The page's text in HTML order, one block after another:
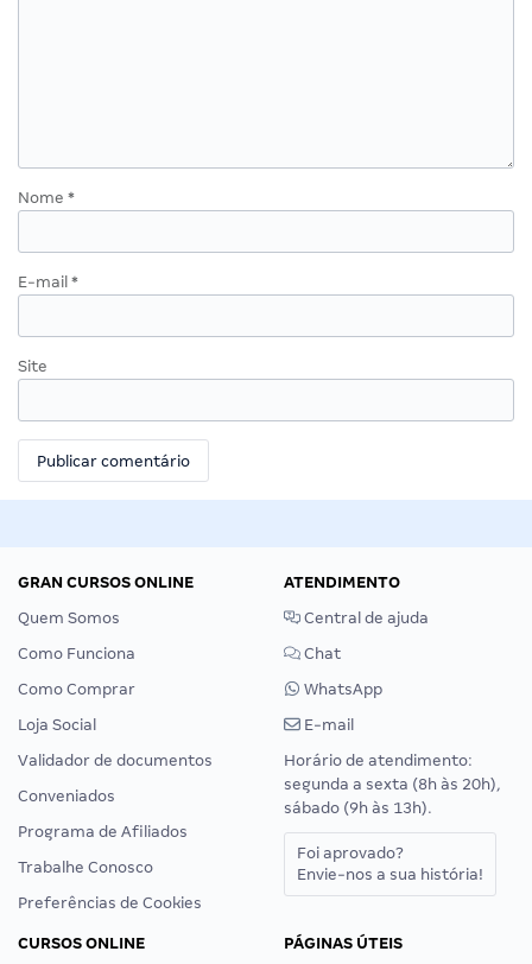
Nome *
E-mail *
Site
GRAN CURSOS ONLINE
Quem Somos
Como Funciona
Como Comprar
Loja Social
Validador de documentos
Conveniados
Programa de Afiliados
Trabalhe Conosco
Preferências de Cookies
ATENDIMENTO
Central de ajuda
Chat
WhatsApp
E-mail
Horário de atendimento:
segunda a sexta (8h às 20h),
sábado (9h às 13h).
Foi aprovado?
Envie-nos a sua história!
CURSOS ONLINE PÁGINAS ÚTEIS